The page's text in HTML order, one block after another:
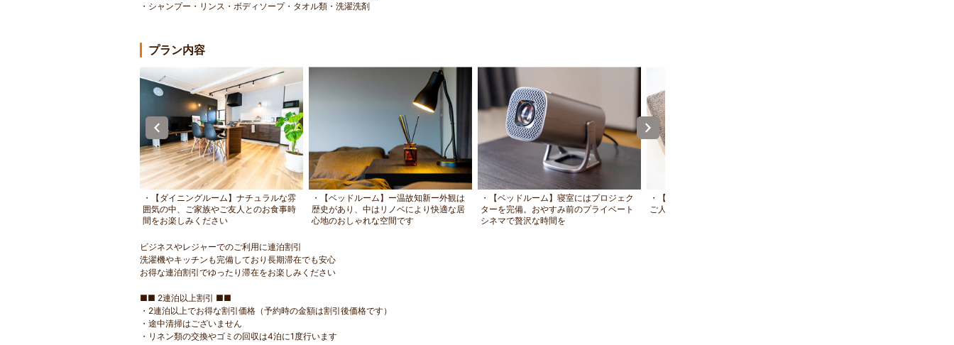
・シャンプー・リンス・ボディソープ・タオル類・洗濯洗剤
プラン内容
・【ダイニングルーム】ナチュラルな雰
囲気の中、ご家族やご友人とのお食事時
間をお楽しみください
・【ベッドルーム】ー温故知新ー外観は
歴史があり、中はリノベにより快適な居
心地のおしゃれな空間です
・【ベッドルーム】寝室にはプロジェク
ターを完備。おやすみ前のプライベート
シネマで贅沢な時間を
・【アメニティ】アメニティはご宿泊の
ご人数分ご用意しております
ビジネスやレジャーでのご利用に連泊割引
洗濯機やキッチンも完備しており長期滞在でも安心
お得な連泊割引でゆったり滞在をお楽しみください
■■ 2連泊以上割引 ■■
・2連泊以上でお得な割引価格（予約時の金額は割引後価格です）
・途中清掃はございません
・リネン類の交換やゴミの回収は4泊に1度行います